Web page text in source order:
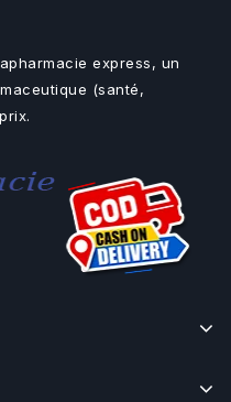
express, un
(santé,